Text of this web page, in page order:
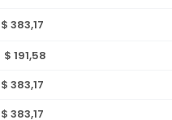
$ 383,17
$ 191,58
$ 383,17
$ 383,17